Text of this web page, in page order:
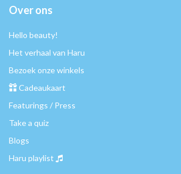
Over ons
Hello beauty!
Het verhaal van Haru
Bezoek onze winkels
Cadeaukaart
Featurings / Press
Take a quiz
Blogs
Haru playlist